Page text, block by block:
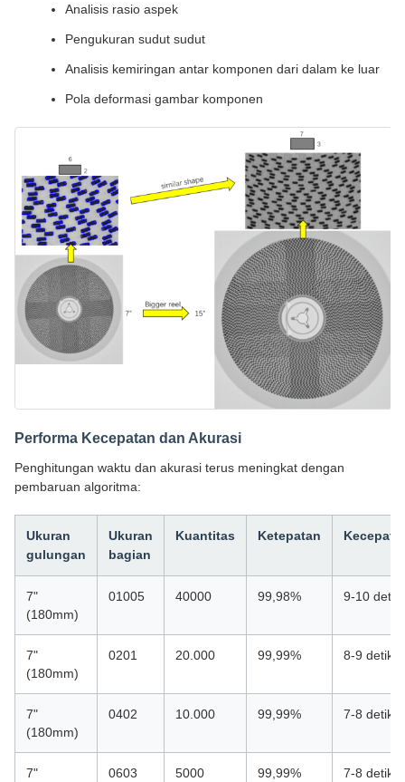
Analisis rasio aspek
Pengukuran sudut sudut
Analisis kemiringan antar komponen dari dalam ke luar
Pola deformasi gambar komponen
Performa Kecepatan dan Akurasi
Penghitungan waktu dan akurasi terus meningkat dengan
pembaruan algoritma:
Ukuran
gulungan
Ukuran
bagian
Kuantitas Ketepatan
7"
(180mm)
01005 40000 99,98% 9-10 detik
7"
(180mm)
0201 20.000 99,99% 8-9 detik
7"
(180mm)
0402 10.000 99,99% 7-8 detik
7"
0603 5000 99,99% 7-8 detik